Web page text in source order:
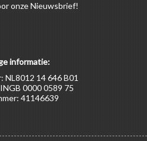
onze Nieuwsbrief!
informatie:
NL8012 14 646 B01
0000 0589 75
41146639